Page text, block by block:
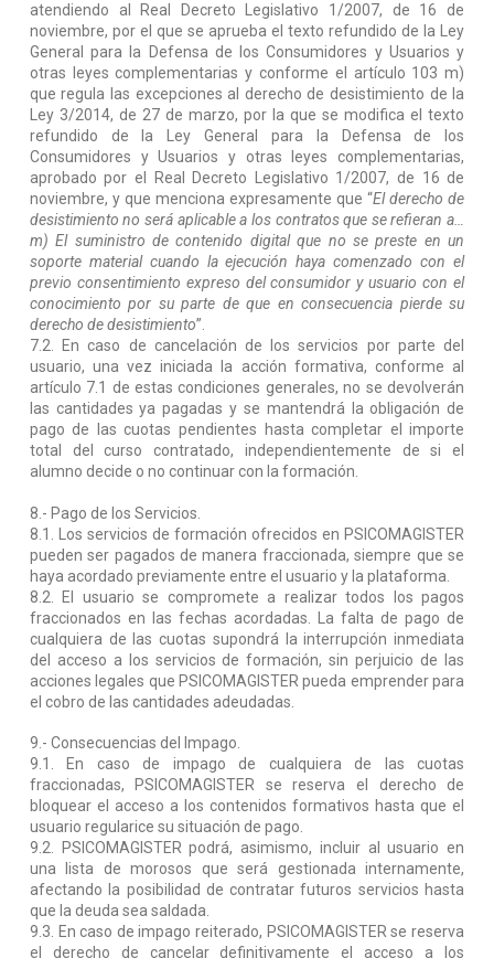
atendiendo al Real Decreto Legislativo 1/2007, de 16 de
noviembre, por el que se aprueba el texto refundido de la Ley
General para la Defensa de los Consumidores y Usuarios y
otras leyes complementarias y conforme el artículo 103 m)
que regula las excepciones al derecho de desistimiento de la
Ley 3/2014, de 27 de marzo, por la que se modifica el texto
refundido de la Ley General para la Defensa de los
Consumidores y Usuarios y otras leyes complementarias,
aprobado por el Real Decreto Legislativo 1/2007, de 16 de
noviembre, y que menciona expresamente que “El derecho de
desistimiento no será aplicable a los contratos que se refieran a…
m) El suministro de contenido digital que no se preste en un
soporte material cuando la ejecución haya comenzado con el
previo consentimiento expreso del consumidor y usuario con el
conocimiento por su parte de que en consecuencia pierde su
derecho de desistimiento”.
7.2. En caso de cancelación de los servicios por parte del
usuario, una vez iniciada la acción formativa, conforme al
artículo 7.1 de estas condiciones generales, no se devolverán
las cantidades ya pagadas y se mantendrá la obligación de
pago de las cuotas pendientes hasta completar el importe
total del curso contratado, independientemente de si el
alumno decide o no continuar con la formación.
8.- Pago de los Servicios.
8.1. Los servicios de formación ofrecidos en PSICOMAGISTER
pueden ser pagados de manera fraccionada, siempre que se
haya acordado previamente entre el usuario y la plataforma.
8.2. El usuario se compromete a realizar todos los pagos
fraccionados en las fechas acordadas. La falta de pago de
cualquiera de las cuotas supondrá la interrupción inmediata
del acceso a los servicios de formación, sin perjuicio de las
acciones legales que PSICOMAGISTER pueda emprender para
el cobro de las cantidades adeudadas.
9.- Consecuencias del Impago.
9.1. En caso de impago de cualquiera de las cuotas
fraccionadas, PSICOMAGISTER se reserva el derecho de
bloquear el acceso a los contenidos formativos hasta que el
usuario regularice su situación de pago.
9.2. PSICOMAGISTER podrá, asimismo, incluir al usuario en
una lista de morosos que será gestionada internamente,
afectando la posibilidad de contratar futuros servicios hasta
que la deuda sea saldada.
9.3. En caso de impago reiterado, PSICOMAGISTER se reserva
el derecho de cancelar definitivamente el acceso a los